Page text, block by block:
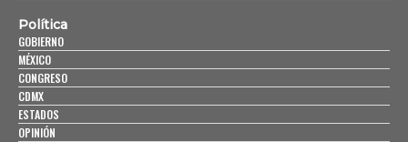
Política
GOBIERNO
MÉXICO
CONGRESO
CDMX
ESTADOS
OPINIÓN